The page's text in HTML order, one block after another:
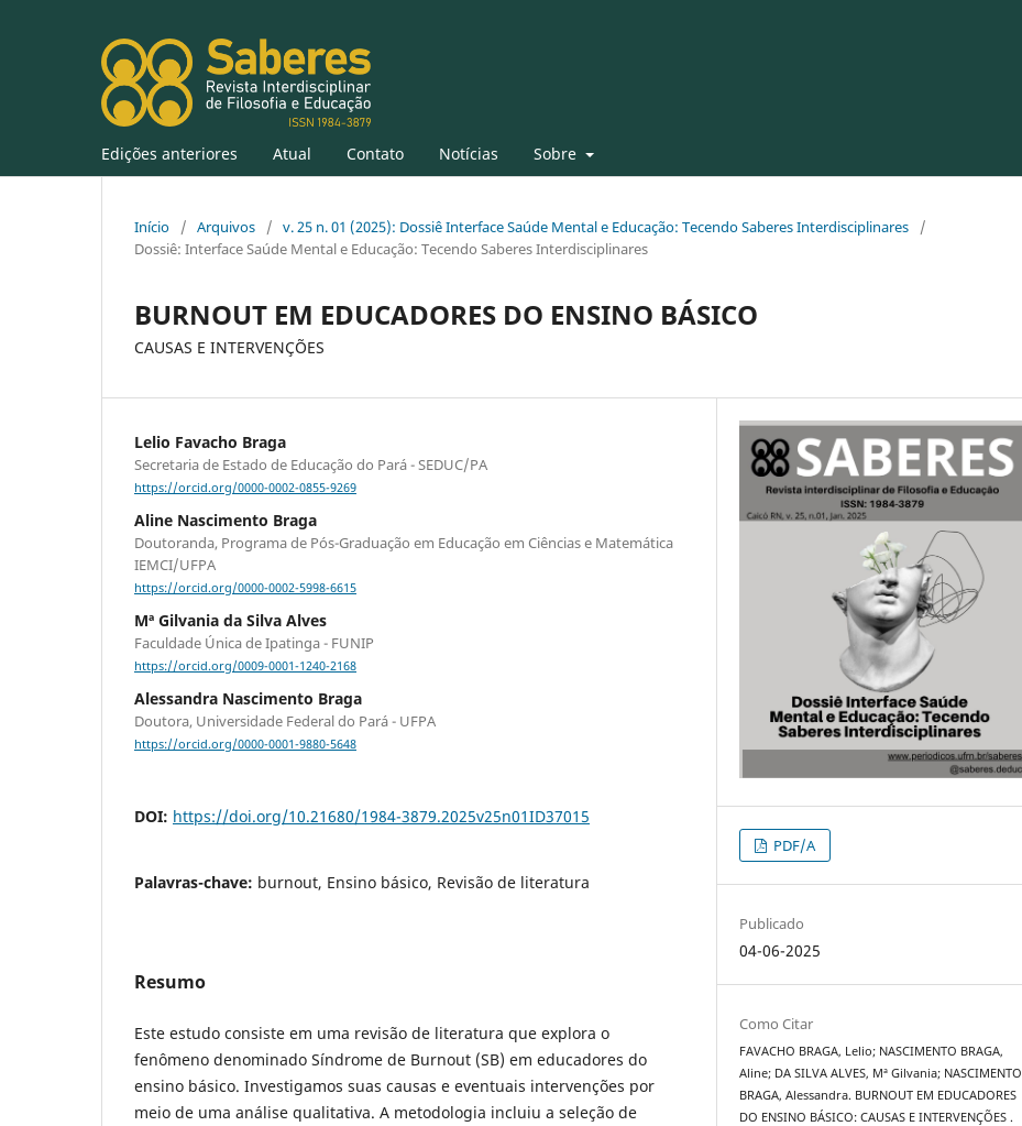
Edições anteriores Atual Contato Notícias Sobre
Início / Arquivos / v. 25 n. 01 (2025): Dossiê Interface Saúde Mental e Educação: Tecendo Saberes Interdisciplinares
/
Dossiê: Interface Saúde Mental e Educação: Tecendo Saberes Interdisciplinares
BURNOUT EM EDUCADORES DO ENSINO BÁSICO
CAUSAS E INTERVENÇÕES
Lelio Favacho Braga
Secretaria de Estado de Educação do Pará - SEDUC/PA
https://orcid.org/0000-0002-0855-9269
Aline Nascimento Braga
Doutoranda, Programa de Pós-Graduação em Educação em Ciências e Matemática
IEMCI/UFPA
https://orcid.org/0000-0002-5998-6615
Mª Gilvania da Silva Alves
Faculdade Única de Ipatinga - FUNIP
https://orcid.org/0009-0001-1240-2168
Alessandra Nascimento Braga
Doutora, Universidade Federal do Pará - UFPA
https://orcid.org/0000-0001-9880-5648
DOI: https://doi.org/10.21680/1984-3879.2025v25n01ID37015
Palavras-chave: burnout, Ensino básico, Revisão de literatura
Resumo
Este estudo consiste em uma revisão de literatura que explora o
fenômeno denominado Síndrome de Burnout (SB) em educadores do
ensino básico. Investigamos suas causas e eventuais intervenções por
meio de uma análise qualitativa. A metodologia incluiu a seleção de
PDF/A
Publicado
04-06-2025
Como Citar
FAVACHO BRAGA, Lelio; NASCIMENTO BRAGA,
Aline; DA SILVA ALVES, Mª Gilvania; NASCIMENTO
BRAGA, Alessandra. BURNOUT EM EDUCADORES
DO ENSINO BÁSICO: CAUSAS E INTERVENÇÕES .